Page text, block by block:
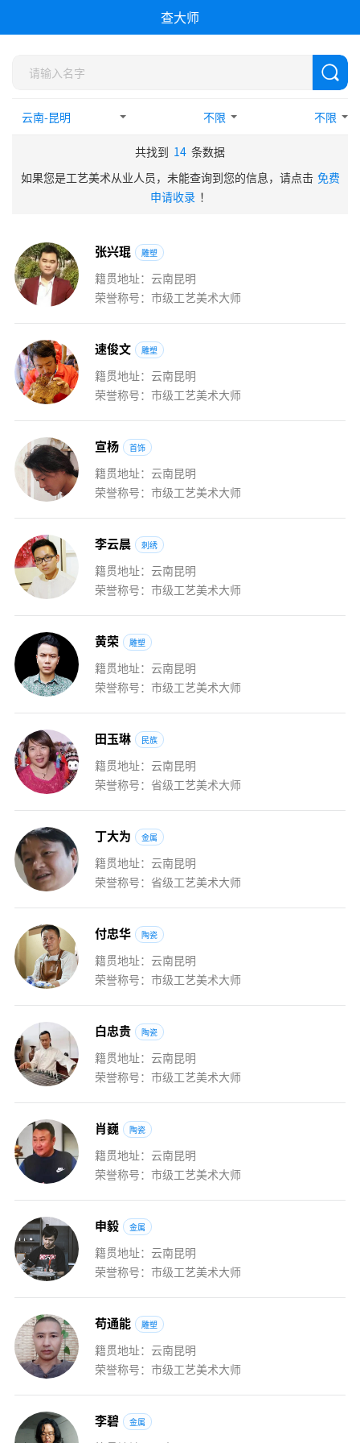
查大师
不限 不限
共找到 14 条数据
如果您是工艺美术从业人员，未能查询到您的信息，请点击 免费
申请收录 ！
张兴琨 雕塑
籍贯地址：云南昆明
荣誉称号：市级工艺美术大师
速俊文 雕塑
籍贯地址：云南昆明
荣誉称号：市级工艺美术大师
宣杨 首饰
籍贯地址：云南昆明
荣誉称号：市级工艺美术大师
李云晨 刺绣
籍贯地址：云南昆明
荣誉称号：市级工艺美术大师
黄荣 雕塑
籍贯地址：云南昆明
荣誉称号：市级工艺美术大师
田玉琳 民族
籍贯地址：云南昆明
荣誉称号：省级工艺美术大师
丁大为 金属
籍贯地址：云南昆明
荣誉称号：省级工艺美术大师
付忠华 陶瓷
籍贯地址：云南昆明
荣誉称号：市级工艺美术大师
白忠贵 陶瓷
籍贯地址：云南昆明
荣誉称号：市级工艺美术大师
肖巍 陶瓷
籍贯地址：云南昆明
荣誉称号：市级工艺美术大师
申毅 金属
籍贯地址：云南昆明
荣誉称号：市级工艺美术大师
苟通能 雕塑
籍贯地址：云南昆明
荣誉称号：市级工艺美术大师
李碧 金属